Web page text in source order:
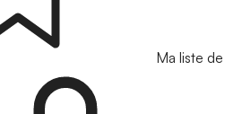
Ma liste de